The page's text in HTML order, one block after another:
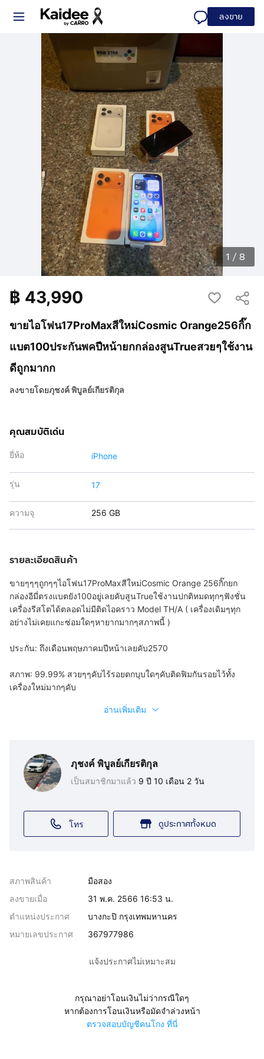
ลงขาย
1 / 8
ขายไอโฟน17ProMaxสีใหม่Cosmic Orange256กิ๊ก
แบต100ประกันพคปีหน้ายกกล่องสูนTrueสวยๆใช้งาน
ดีถูกมากก
฿ 43,990
ลงขายโดยภุชงค์ พิบูลย์เกียรติกุล
คุณสมบัติเด่น
ยี่ห้อ iPhone
รุ่น 17
ความจุ 256 GB
รายละเอียดสินค้า
ขายๆๆๆถูกๆๆไอโฟน17ProMaxสีใหม่Cosmic Orange 256กิ๊กยก
กล่องอีมี่ตรงแบตยัง100อยู่เลยคับสูนTrueใช้งานปกติหมดทุกๆฟังชั่น
เครื่องรีสโตได้ตลอดไม่มีติดไอคราว Model TH/A ( เครื่องเดิมๆทุก
อย่างไม่เคยแกะซ่อมใดๆหายากมากๆสภาพนี้ )
ประกัน: ถึงเดือนพฤษภาคมปีหน้าเลยคับ2570
สภาพ: 99.99% สวยๆๆคับไร้รอยตกบุบใดๆคับติดฟิมกันรอยไว้ทั้ง
เครื่องใหม่มากๆคับ
อ่านเพิ่มเติม
ภุชงค์ พิบูลย์เกียรติกุล
เป็นสมาชิกมาแล้ว 9 ปี 10 เดือน 2 วัน
โทร ดูประกาศทั้งหมด
สภาพสินค้า
มือสอง
ลงขายเมื่อ
31 พ.ค. 2566 16:53 น.
ตำแหน่งประกาศ
บางกะปิ กรุงเทพมหานคร
หมายเลขประกาศ
367977986
แจ้งประกาศไม่เหมาะสม
กรุณาอย่าโอนเงินไม่ว่ากรณีใดๆ
หากต้องการโอนเงินหรือมัดจำล่วงหน้า
ตรวจสอบบัญชีคนโกง ที่นี่